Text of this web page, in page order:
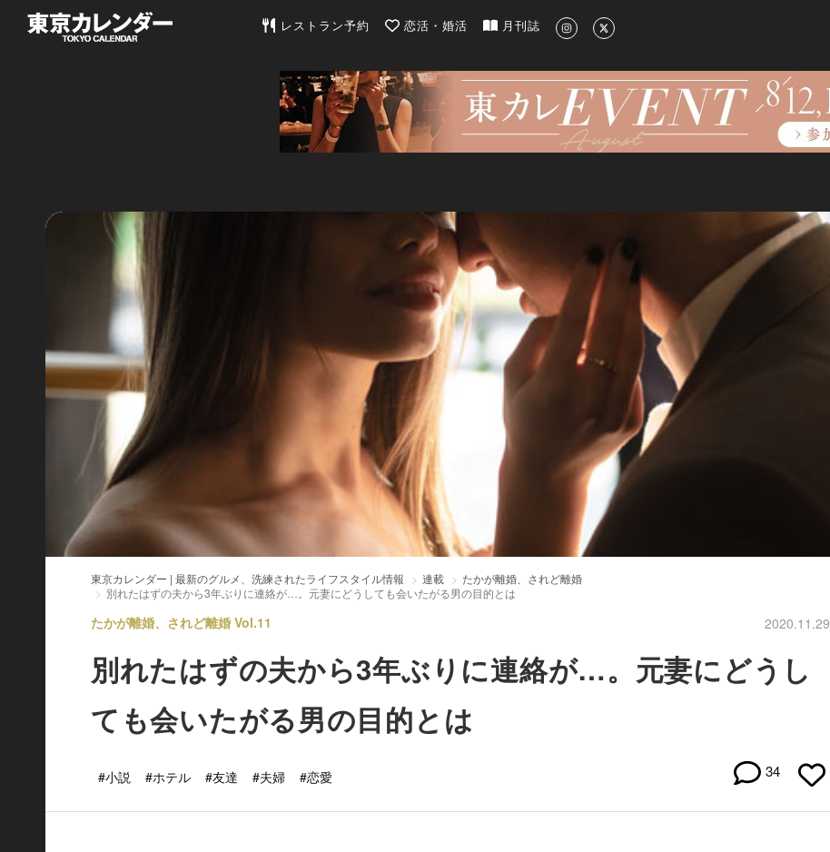
東京カレンダー | 最新のグルメ、洗練されたライフスタイル情報
レストラン予約 恋活・婚活 月刊誌
東京カレンダー | 最新のグルメ、洗練されたライフスタイル情報 連載
たかが離婚、されど離婚
別れたはずの夫から3年ぶりに連絡が…。元妻にどうしても会いたがる男の目的とは
たかが離婚、されど離婚 Vol.11 2020.11.29
別れたはずの夫から3年ぶりに連絡が…。元妻にどうし
ても会いたがる男の目的とは
#小説 #ホテル #友達 #夫婦 #恋愛 34